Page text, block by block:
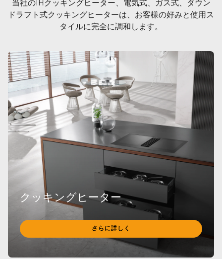
当社のIHクッキングヒーター、電気式、ガス式、ダウン
ドラフト式クッキングヒーターは、お客様の好みと使用ス
タイルに完全に調和します。
クッキングヒーター
さらに詳しく